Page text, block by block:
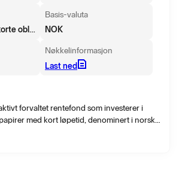
Rente, NOK Ultrakorte obligasjoner
Basis-valuta
NOK
Nøkkelinformasjon
Last ned
forvaltet rentefond som investerer i
med kort løpetid, denominert i norske
papirene er hovedsakelig utstedt av
til juni 2022 ikke godt nok reflekterte fondets
investerer i rentepapirer med noe